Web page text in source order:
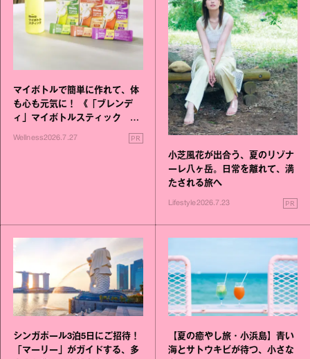
マイボトルで簡単に作れて、体
も心も元気に！ 《「ブレンデ
ィ」マイボトルスティック い
いこと毎日》シリーズが誕生
Wellness2026.7.27 PR
小芝風花が出合う、夏のリゾナ
ーレ八ヶ岳。日常を離れて、満
たされる旅へ
Lifestyle2026.7.23 PR
シンガポール3泊5日にご招待！
「マーリー」がガイドする、多
【夏の癒やし旅・小浜島】青い
海とサトウキビが待つ、小さな